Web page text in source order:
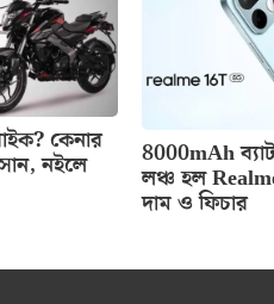
কেনার
নইলে 8000mAh
লঞ্চ হল
দাম ও ফিচার